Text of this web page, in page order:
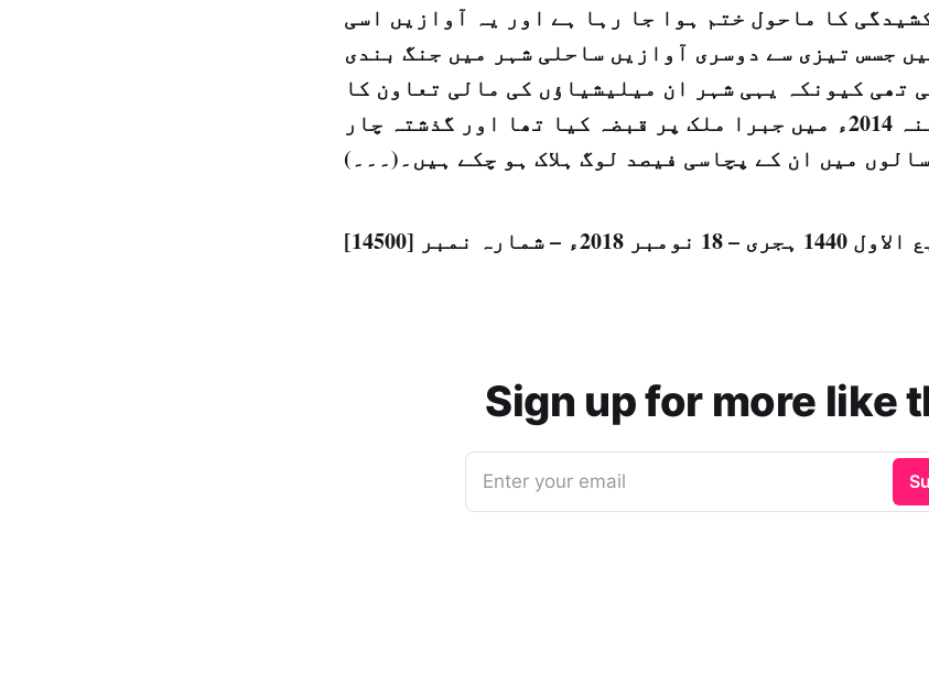
کا ماحول ختم ہوا جا رہا ہے اور یہ آوازیں اسی
جسس تیزی سے دوسری آوازیں ساحلی شہر میں جنگ بندی
تھی کیونکہ یہی شہر ان میلیشیاؤں کی مالی تعاون کا
سبب ہے جنہوں نے سنہ 2014ء میں جبرا ملک پر قبضہ کیا تھا اور گذشتہ چار
سالوں میں ان کے پچاسی فیصد لوگ ہلاک ہو چکے ہیں۔(۔۔۔)
Sign up for more like
Enter your email